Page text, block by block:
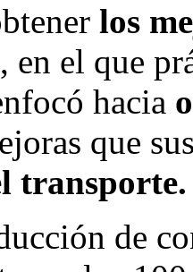
los
, en el que
hacia
que
transporte.
de